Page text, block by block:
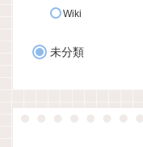
Wiki
未分類